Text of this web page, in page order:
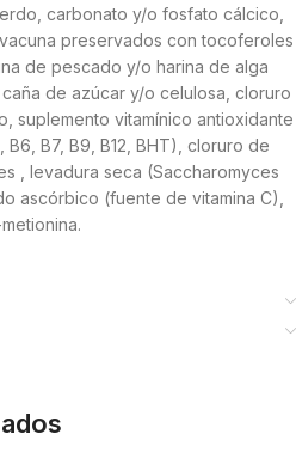
carbonato y/o fosfato cálcico,
preservados con tocoferoles
de pescado y/o harina de alga
de azúcar y/o celulosa, cloruro
suplemento vitamínico antioxidante
B6, B7, B9, B12, BHT), cloruro de
, levadura seca (Saccharomyces
ascórbico (fuente de vitamina C),